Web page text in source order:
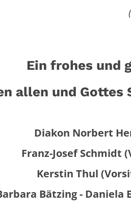
Ein frohes und
allen und Gottes
Diakon Norbert
Franz-Josef Schmidt
Kerstin Thul
Bätzing - Daniela